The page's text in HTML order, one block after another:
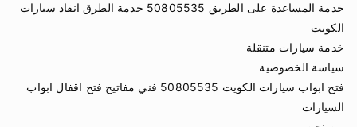
خدمة المساعدة على الطريق 50805535 خدمة الطرق انقاذ سيارات
الكويت
خدمة سيارات متنقلة
سياسة الخصوصية
فتح ابواب سيارات الكويت 50805535 فني مفاتيح فتح اقفال ابواب
السيارات